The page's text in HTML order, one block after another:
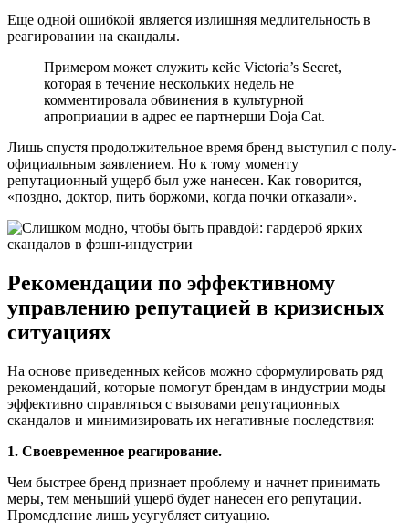
Еще одной ошибкой является излишняя медлительность в
реагировании на скандалы.
Примером может служить кейс Victoria’s Secret,
которая в течение нескольких недель не
комментировала обвинения в культурной
апроприации в адрес ее партнерши Doja Cat.
Лишь спустя продолжительное время бренд выступил с полу-
официальным заявлением. Но к тому моменту
репутационный ущерб был уже нанесен. Как говорится,
«поздно, доктор, пить боржоми, когда почки отказали».
Рекомендации по эффективному
управлению репутацией в кризисных
ситуациях
На основе приведенных кейсов можно сформулировать ряд
рекомендаций, которые помогут брендам в индустрии моды
эффективно справляться с вызовами репутационных
скандалов и минимизировать их негативные последствия:
1. Своевременное реагирование.
Чем быстрее бренд признает проблему и начнет принимать
меры, тем меньший ущерб будет нанесен его репутации.
Промедление лишь усугубляет ситуацию.